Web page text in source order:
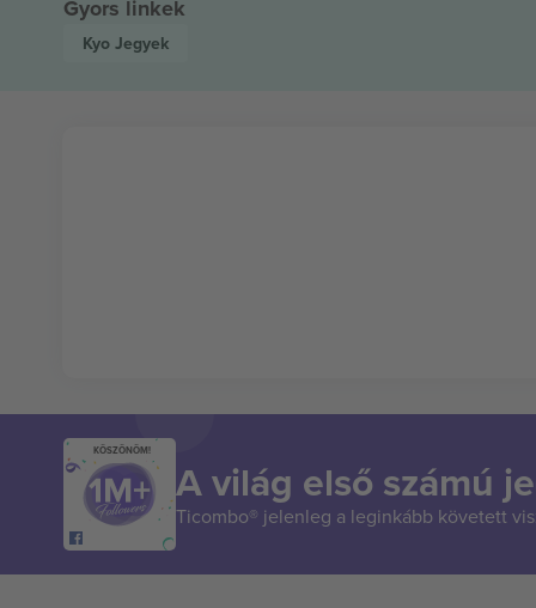
Gyors linkek
Kyo Jegyek
KÖSZÖNÖM!
A világ első számú
Ticombo® jelenleg a leginkább követett